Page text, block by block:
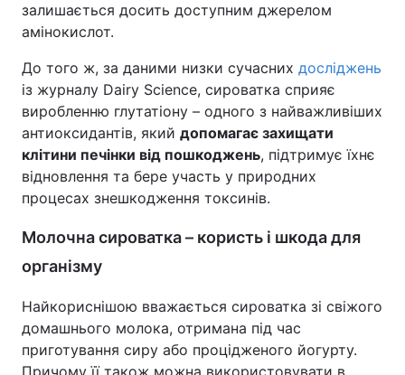
залишається досить доступним джерелом
амінокислот.
До того ж, за даними низки сучасних досліджень
із журналу Dairy Science, сироватка сприяє
виробленню глутатіону – одного з найважливіших
антиоксидантів, який допомагає захищати
клітини печінки від пошкоджень, підтримує їхнє
відновлення та бере участь у природних
процесах знешкодження токсинів.
Молочна сироватка – користь і шкода для
організму
Найкориснішою вважається сироватка зі свіжого
домашнього молока, отримана під час
приготування сиру або процідженого йогурту.
Причому її також можна використовувати в